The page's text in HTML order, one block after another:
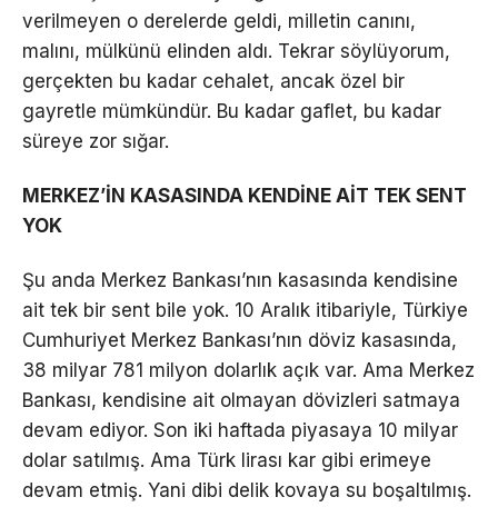
verilmeyen o derelerde geldi, milletin canını,
malını, mülkünü elinden aldı. Tekrar söylüyorum,
gerçekten bu kadar cehalet, ancak özel bir
gayretle mümkündür. Bu kadar gaflet, bu kadar
süreye zor sığar.
MERKEZ’İN KASASINDA KENDİNE AİT TEK SENT
YOK
Şu anda Merkez Bankası’nın kasasında kendisine
ait tek bir sent bile yok. 10 Aralık itibariyle, Türkiye
Cumhuriyet Merkez Bankası’nın döviz kasasında,
38 milyar 781 milyon dolarlık açık var. Ama Merkez
Bankası, kendisine ait olmayan dövizleri satmaya
devam ediyor. Son iki haftada piyasaya 10 milyar
dolar satılmış. Ama Türk lirası kar gibi erimeye
devam etmiş. Yani dibi delik kovaya su boşaltılmış.